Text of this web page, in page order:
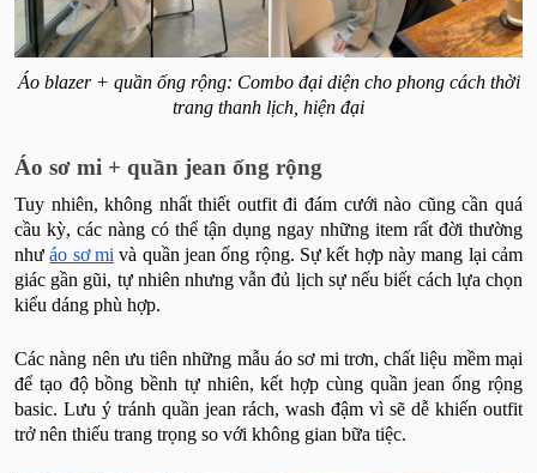
Áo blazer + quần ống rộng: Combo đại diện cho phong cách thời
trang thanh lịch, hiện đại
Áo sơ mi + quần jean ống rộng
Tuy nhiên, không nhất thiết outfit đi đám cưới nào cũng cần quá
cầu kỳ, các nàng có thể tận dụng ngay những item rất đời thường
nhưáo sơ mi và quần jean ống rộng. Sự kết hợp này mang lại cảm
giác gần gũi, tự nhiên nhưng vẫn đủ lịch sự nếu biết cách lựa chọn
kiểu dáng phù hợp.
Các nàng nên ưu tiên những mẫu áo sơ mi trơn, chất liệu mềm mại
để tạo độ bồng bềnh tự nhiên, kết hợp cùng quần jean ống rộng
basic. Lưu ý tránh quần jean rách, wash đậm vì sẽ dễ khiến outfit
trở nên thiếu trang trọng so với không gian bữa tiệc.